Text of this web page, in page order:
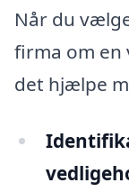
Når du
firma om en
det hjælpe